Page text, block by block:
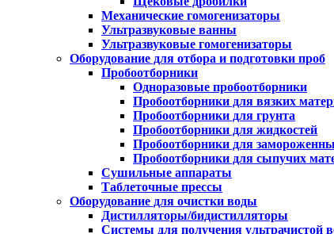
Механические гомогенизаторы
Ультразвуковые ванны
Ультразвуковые гомогенизаторы
Оборудование для отбора и подготовки проб
Пробоотборники
Одноразовые пробоотборники
Пробоотборники для вязких
Пробоотборники для грунта
Пробоотборники для жидкостей
Пробоотборники для
Пробоотборники для сыпучих
Сушильные аппараты
Таблеточные прессы
Оборудование для очистки воды
Дистилляторы/бидистилляторы
Системы для получения ультрачистой